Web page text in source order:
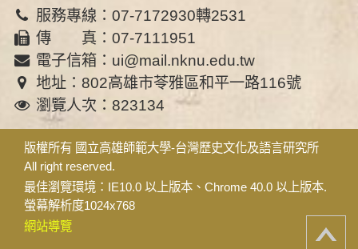
服務專線：07-7172930轉2531
傳 真：07-7111951
電子信箱：ui@mail.nknu.edu.tw
地址：802高雄市苓雅區和平一路116號
瀏覽人次：823134
版權所有 國立高雄師範大學-台灣歷史文化及語言研究所
All right reserved.
最佳瀏覽環境：IE10.0 以上版本、Chrome 40.0 以上版本.
螢幕解析度1024x768
網站導覽